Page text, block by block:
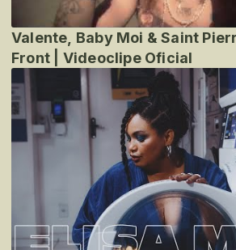
Valente, Baby Moi & Saint
Front | Videoclipe Oficial